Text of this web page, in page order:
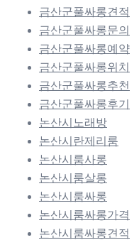
금산군풀싸롱견적
금산군풀싸롱문의
금산군풀싸롱예약
금산군풀싸롱위치
금산군풀싸롱추천
금산군풀싸롱후기
논산시노래방
논산시란제리룸
논산시룸사롱
논산시룸살롱
논산시룸싸롱
논산시룸싸롱가격
논산시룸싸롱견적